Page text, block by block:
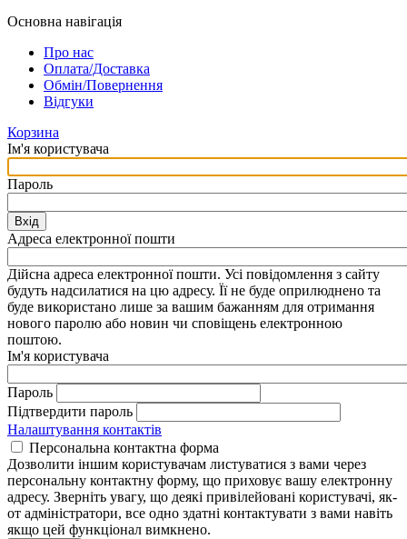
Основна навігація
Про нас
Оплата/Доставка
Обмін/Повернення
Відгуки
Корзина
Ім'я користувача
Пароль
Вхід
Адреса електронної пошти
Дійсна адреса електронної пошти. Усі повідомлення з сайту
будуть надсилатися на цю адресу. Її не буде оприлюднено та
буде використано лише за вашим бажанням для отримання
нового паролю або новин чи сповіщень електронною
поштою.
Ім'я користувача
Пароль
Підтвердити пароль
Налаштування контактів
Персональна контактна форма
Дозволити іншим користувачам листуватися з вами через
персональну контактну форму, що приховує вашу електронну
адресу. Зверніть увагу, що деякі привілейовані користувачі, як-
от адміністратори, все одно здатні контактувати з вами навіть
якщо цей функціонал вимкнено.